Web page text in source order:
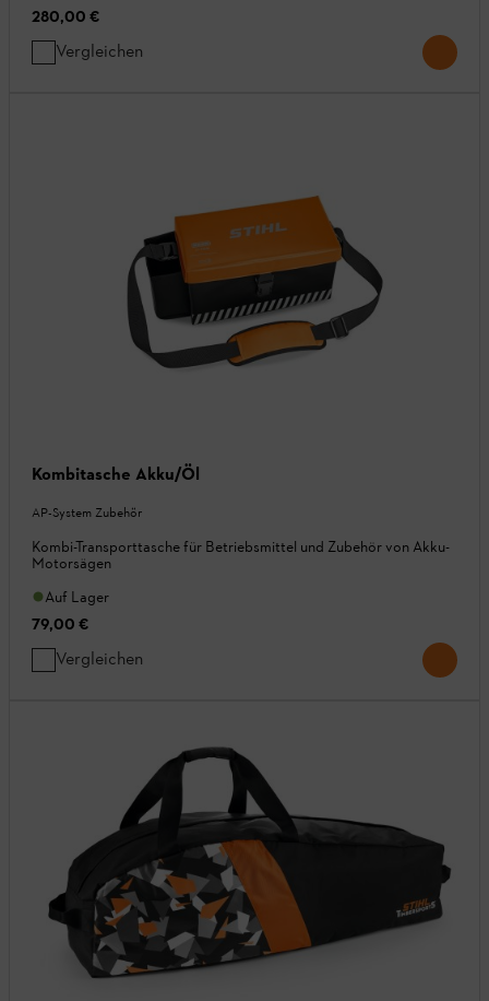
280,00 €
Vergleichen
Kombitasche Akku/Öl
AP-System Zubehör
Kombi-Transporttasche für Betriebsmittel und Zubehör von Akku-
Motorsägen
Auf Lager
79,00 €
Vergleichen